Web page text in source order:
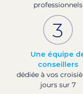
professionnels
Une équipe
conseillers
dédiée à vos
jours sur 7